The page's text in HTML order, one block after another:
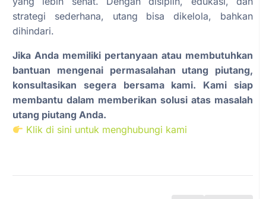
strategi sederhana, utang bisa dikelola, bahkan
dihindari.
Jika Anda memiliki pertanyaan atau membutuhkan
bantuan mengenai permasalahan utang piutang,
konsultasikan segera bersama kami. Kami siap
membantu dalam memberikan solusi atas masalah
utang piutang Anda.
Klik di sini untuk menghubungi kami